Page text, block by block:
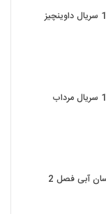
دانلود سریال نیسان آبی فصل 2